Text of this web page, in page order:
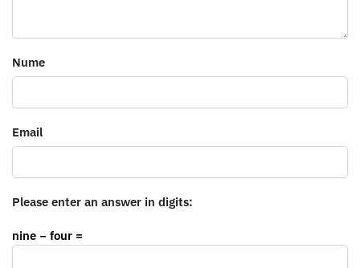
Nume
Email
Please enter an answer in digits:
nine − four =